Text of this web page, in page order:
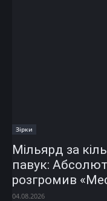
Зірки
Мільярд за
павук:
розгромив
04.08.2026